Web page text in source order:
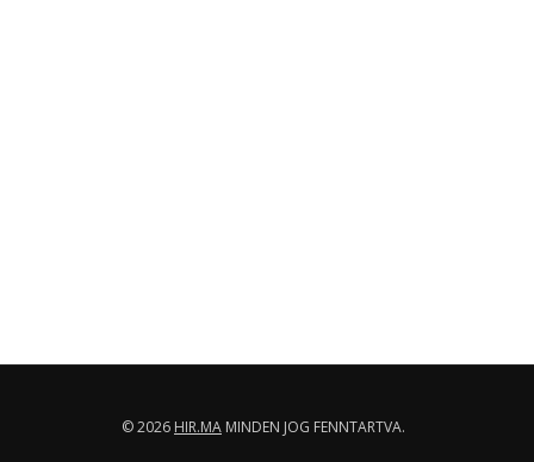
© 2026 HIR.MA MINDEN JOG FENNTARTVA.